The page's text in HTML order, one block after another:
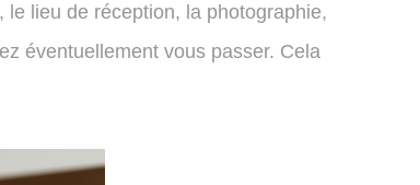
le lieu de réception, la photographie,
éventuellement vous passer. Cela